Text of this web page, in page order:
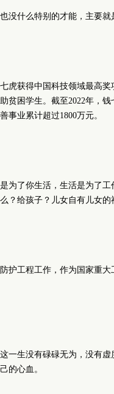
没什么特别的才能，主要就
七虎获得中国科技领域最高
贫困学生。截至2022年，
事业累计超过1800万元。
为了你生活，生活是为了
？给孩子？儿女自有儿女的
护工程工作，作为国家重
一生没有碌碌无为，没有
的心血。